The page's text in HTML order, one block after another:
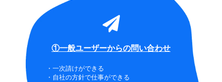
①一般ユーザーからの問い合わせ
・一次請けができる
・自社の方針で仕事ができる